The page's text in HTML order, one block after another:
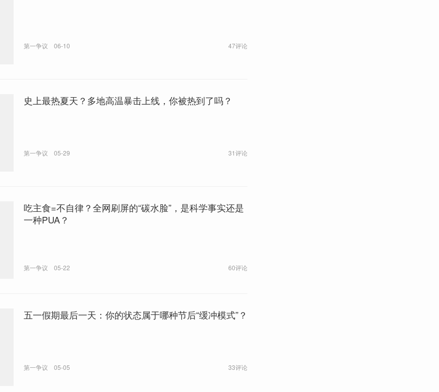
第一争议 06-10 47评论
史上最热夏天？多地高温暴击上线，你被热到了吗？
第一争议 05-29 31评论
吃主食=不自律？全网刷屏的“碳水脸”，是科学事实还是
一种PUA？
第一争议 05-22 60评论
五一假期最后一天：你的状态属于哪种节后“缓冲模式”？
第一争议 05-05 33评论